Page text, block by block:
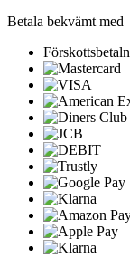
Betala bekvämt med